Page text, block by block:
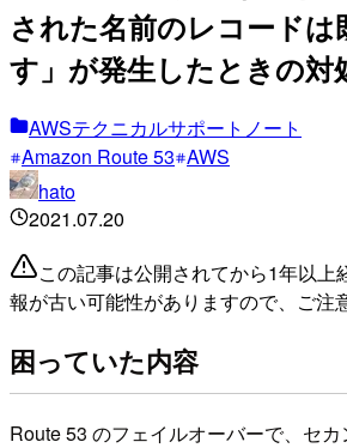
された名前のレコードは
す」が発生したときの対
AWSテクニカルサポートノート
Amazon Route 53 AWS
hato
2021.07.20
この記事は公開されてから1年以上
報が古い可能性がありますので、ご注
困っていた内容
Route 53 のフェイルオーバーで、セ